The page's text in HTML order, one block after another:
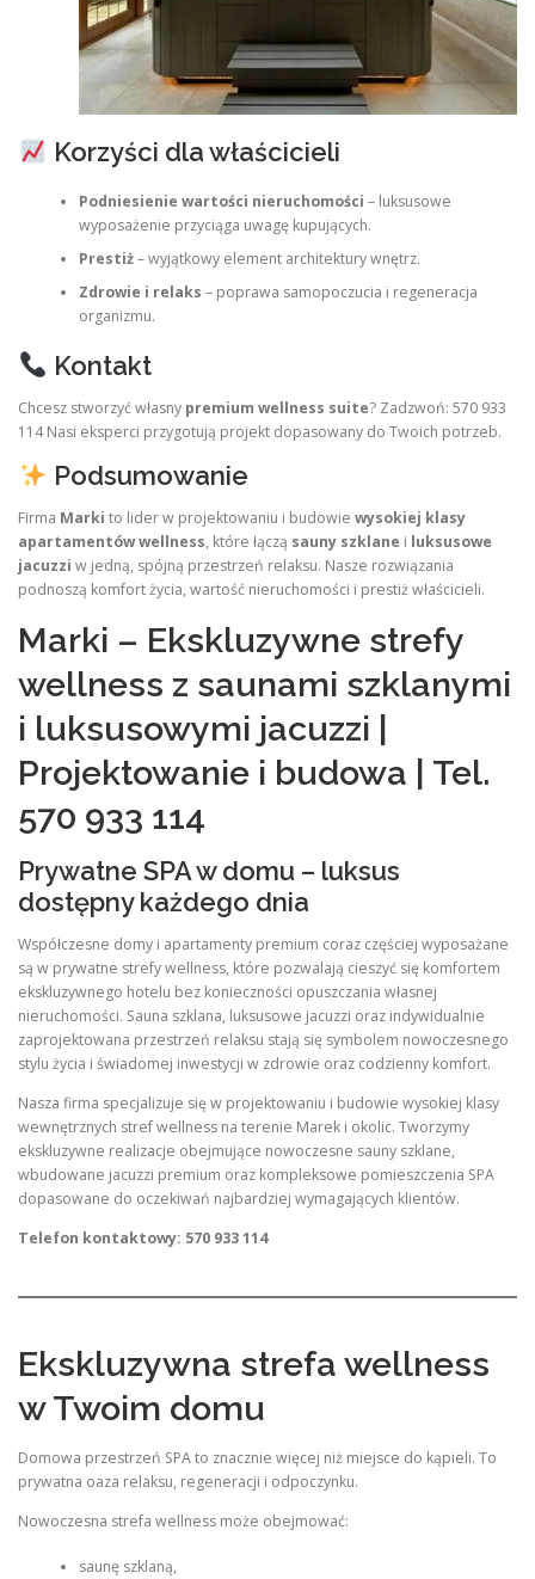
Korzyści dla właścicieli
Podniesienie wartości nieruchomości – luksusowe
wyposażenie przyciąga uwagę kupujących.
Prestiż– wyjątkowy element architektury wnętrz.
Zdrowie i relaks – poprawa samopoczucia i regeneracja
organizmu.
Kontakt
Chcesz stworzyć własny premium wellness suite? Zadzwoń: 570 933
114 Nasi eksperci przygotują projekt dopasowany do Twoich potrzeb.
Podsumowanie
Firma Marki to lider w projektowaniu i budowie wysokiej klasy
apartamentów wellness, które łączą sauny szklane i luksusowe
jacuzzi w jedną, spójną przestrzeń relaksu. Nasze rozwiązania
podnoszą komfort życia, wartość nieruchomości i prestiż właścicieli.
Marki – Ekskluzywne strefy
wellness z saunami szklanymi
i luksusowymi jacuzzi |
Projektowanie i budowa | Tel.
570 933 114
Prywatne SPA w domu – luksus
dostępny każdego dnia
Współczesne domy i apartamenty premium coraz częściej wyposażane
są w prywatne strefy wellness, które pozwalają cieszyć się komfortem
ekskluzywnego hotelu bez konieczności opuszczania własnej
nieruchomości. Sauna szklana, luksusowe jacuzzi oraz indywidualnie
zaprojektowana przestrzeń relaksu stają się symbolem nowoczesnego
stylu życia i świadomej inwestycji w zdrowie oraz codzienny komfort.
Nasza firma specjalizuje się w projektowaniu i budowie wysokiej klasy
wewnętrznych stref wellness na terenie Marek i okolic. Tworzymy
ekskluzywne realizacje obejmujące nowoczesne sauny szklane,
wbudowane jacuzzi premium oraz kompleksowe pomieszczenia SPA
dopasowane do oczekiwań najbardziej wymagających klientów.
Telefon kontaktowy: 570 933 114
Ekskluzywna strefa wellness
w Twoim domu
Domowa przestrzeń SPA to znacznie więcej niż miejsce do kąpieli. To
prywatna oaza relaksu, regeneracji i odpoczynku.
Nowoczesna strefa wellness może obejmować:
saunę szklaną,